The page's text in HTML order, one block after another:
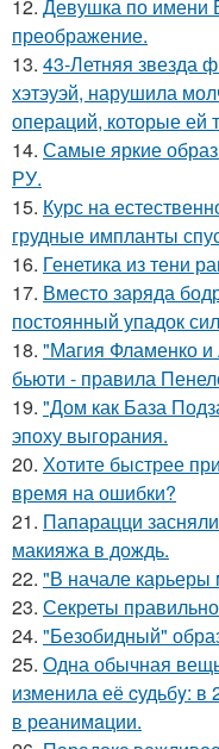
12. Девушка по имени
преображение.
13. 43-Летняя звезда
хэтэуэй, нарушила
операций, которые ей
14. Самые яркие
РУ.
15. Курс на
грудные импланты
16. Генетика из тени
17. Вместо заряда
постоянный упадок
18. "Магия Фламенко
бьюти - правила
19. "Дом как База
эпоху выгорания.
20. Хотите быстрее
время на ошибки?
21. Папарацци
макияжа в дождь.
22. "В начале
23. Секреты
24. "Безобидный"
25. Одна обычная
изменила её cудьбy: в
в реанимaции.